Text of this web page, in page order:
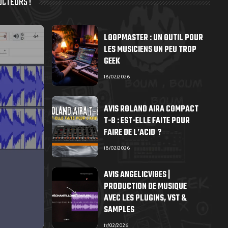
LOOPMASTER : UN OUTIL POUR
LES MUSICIENS UN PEU TROP
GEEK
18/02/2026
AVIS ROLAND AIRA COMPACT
T-8 : EST-ELLE FAITE POUR
FAIRE DE L’ACID ?
18/02/2026
AVIS ANGELICVIBES |
PRODUCTION DE MUSIQUE
AVEC LES PLUGINS, VST &
SAMPLES
17/02/2026